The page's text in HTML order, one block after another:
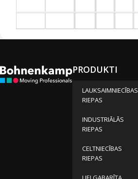
PRODUKTI
LAUKSAIMNIECĪBAS
RIEPAS
INDUSTRIĀLĀS
RIEPAS
CELTNIECĪBAS
RIEPAS